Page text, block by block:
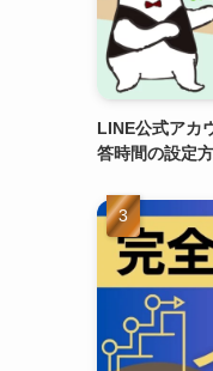
LINE公式アカ
答時間の設定